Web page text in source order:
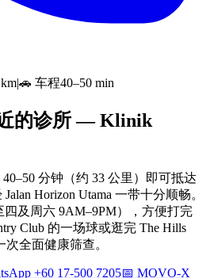
|🚗 车程40–50 min
的诊所 — Klinik
分钟（约 33 公里）即可抵达
Horizon Utama 一带十分顺畅。
及周六 9AM–9PM），方便打完
Club 的一场球或逛完 The Hills
次全面健康筛查。
+60 17-500 7205📅 MOVO-X